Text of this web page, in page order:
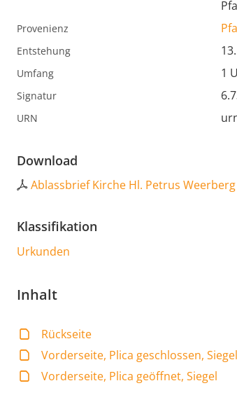
Provenienz
Entstehung
Umfang 1
Signatur
URN
Download
Ablassbrief Kirche Hl. Petrus Weerberg
Klassifikation
Urkunden
Inhalt
Rückseite
Vorderseite, Plica geschlossen, Siegel
Vorderseite, Plica geöffnet, Siegel